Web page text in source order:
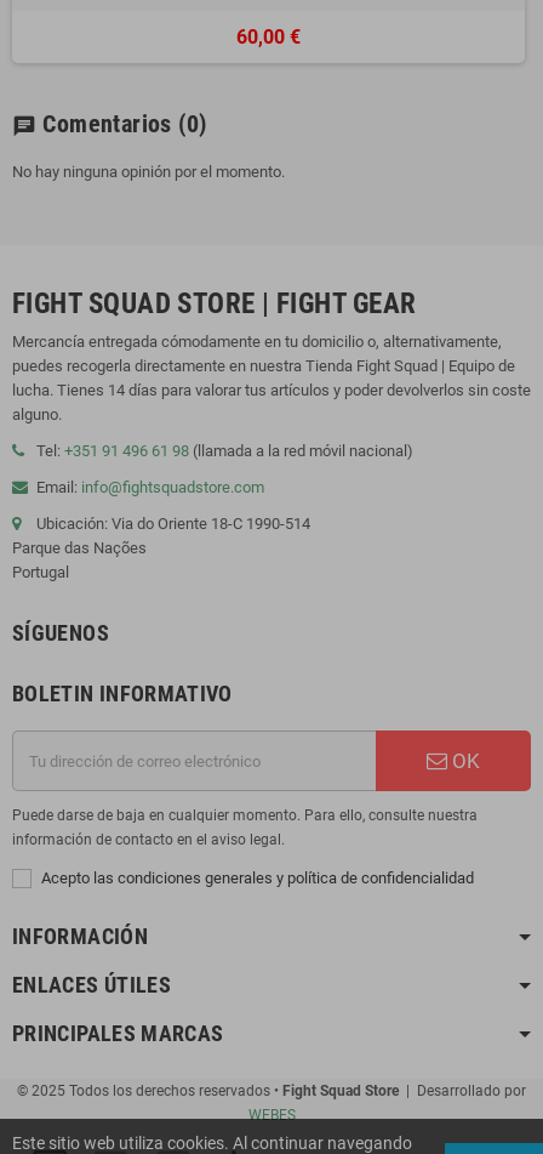
60,00 €
chat Comentarios (0)
No hay ninguna opinión por el momento.
FIGHT SQUAD STORE | FIGHT GEAR
Mercancía entregada cómodamente en tu domicilio o, alternativamente,
puedes recogerla directamente en nuestra Tienda Fight Squad | Equipo de
lucha. Tienes 14 días para valorar tus artículos y poder devolverlos sin coste
alguno.
Tel: +351 91 496 61 98 (llamada a la red móvil nacional)
Email: info@fightsquadstore.com
Ubicación: Via do Oriente 18-C 1990-514
Parque das Nações
Portugal
SÍGUENOS
BOLETIN INFORMATIVO
OK
Puede darse de baja en cualquier momento. Para ello, consulte nuestra
información de contacto en el aviso legal.
Acepto las condiciones generales y política de confidencialidad
INFORMACIÓN
ENLACES ÚTILES
PRINCIPALES MARCAS
© 2025 Todos los derechos reservados • Fight Squad Store | Desarrollado por
WEBES
Este sitio web utiliza cookies. Al continuar navegando